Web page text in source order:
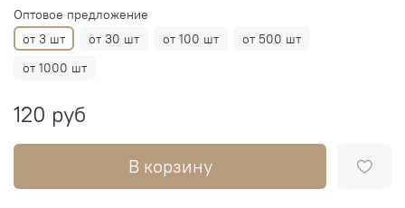
Оптовое предложение
от 3 шт
от 30 шт от 100 шт
от 500 шт
от 1000 шт
120 руб
В корзину